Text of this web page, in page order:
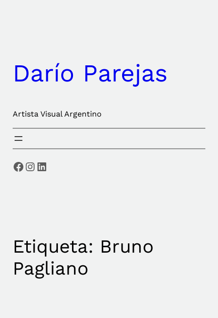
Darío Parejas
Artista Visual Argentino
Facebook Instagram LinkedIn
Etiqueta: Bruno
Pagliano